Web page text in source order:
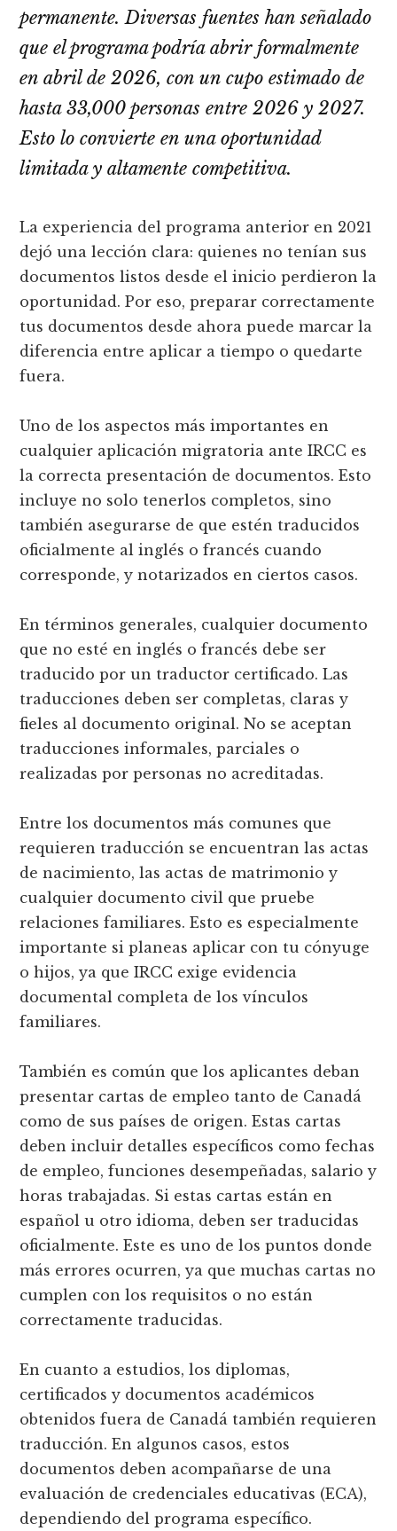
permanente. Diversas fuentes han señalado
que el programa podría abrir formalmente
en abril de 2026, con un cupo estimado de
hasta 33,000 personas entre 2026 y 2027.
Esto lo convierte en una oportunidad
limitada y altamente competitiva.
La experiencia del programa anterior en 2021
dejó una lección clara: quienes no tenían sus
documentos listos desde el inicio perdieron la
oportunidad. Por eso, preparar correctamente
tus documentos desde ahora puede marcar la
diferencia entre aplicar a tiempo o quedarte
fuera.
Uno de los aspectos más importantes en
cualquier aplicación migratoria ante IRCC es
la correcta presentación de documentos. Esto
incluye no solo tenerlos completos, sino
también asegurarse de que estén traducidos
oficialmente al inglés o francés cuando
corresponde, y notarizados en ciertos casos.
En términos generales, cualquier documento
que no esté en inglés o francés debe ser
traducido por un traductor certificado. Las
traducciones deben ser completas, claras y
fieles al documento original. No se aceptan
traducciones informales, parciales o
realizadas por personas no acreditadas.
Entre los documentos más comunes que
requieren traducción se encuentran las actas
de nacimiento, las actas de matrimonio y
cualquier documento civil que pruebe
relaciones familiares. Esto es especialmente
importante si planeas aplicar con tu cónyuge
o hijos, ya que IRCC exige evidencia
documental completa de los vínculos
familiares.
También es común que los aplicantes deban
presentar cartas de empleo tanto de Canadá
como de sus países de origen. Estas cartas
deben incluir detalles específicos como fechas
de empleo, funciones desempeñadas, salario y
horas trabajadas. Si estas cartas están en
español u otro idioma, deben ser traducidas
oficialmente. Este es uno de los puntos donde
más errores ocurren, ya que muchas cartas no
cumplen con los requisitos o no están
correctamente traducidas.
En cuanto a estudios, los diplomas,
certificados y documentos académicos
obtenidos fuera de Canadá también requieren
traducción. En algunos casos, estos
documentos deben acompañarse de una
evaluación de credenciales educativas (ECA),
dependiendo del programa específico.